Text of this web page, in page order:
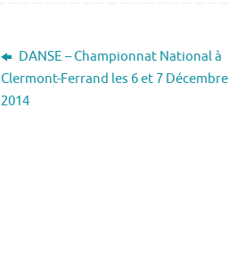
DANSE – Championnat National à
Clermont-Ferrand les 6 et 7 Décembre
2014